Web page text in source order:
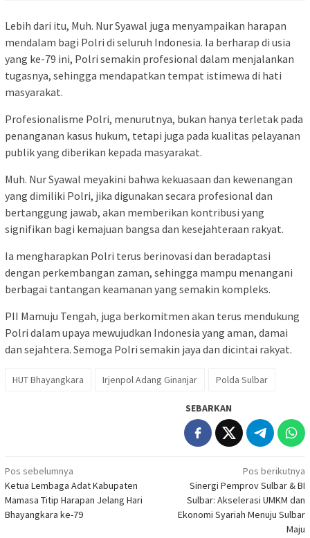
Lebih dari itu, Muh. Nur Syawal juga menyampaikan harapan
mendalam bagi Polri di seluruh Indonesia. Ia berharap di usia
yang ke-79 ini, Polri semakin profesional dalam menjalankan
tugasnya, sehingga mendapatkan tempat istimewa di hati
masyarakat.
Profesionalisme Polri, menurutnya, bukan hanya terletak pada
penanganan kasus hukum, tetapi juga pada kualitas pelayanan
publik yang diberikan kepada masyarakat.
Muh. Nur Syawal meyakini bahwa kekuasaan dan kewenangan
yang dimiliki Polri, jika digunakan secara profesional dan
bertanggung jawab, akan memberikan kontribusi yang
signifikan bagi kemajuan bangsa dan kesejahteraan rakyat.
Ia mengharapkan Polri terus berinovasi dan beradaptasi
dengan perkembangan zaman, sehingga mampu menangani
berbagai tantangan keamanan yang semakin kompleks.
PII Mamuju Tengah, juga berkomitmen akan terus mendukung
Polri dalam upaya mewujudkan Indonesia yang aman, damai
dan sejahtera. Semoga Polri semakin jaya dan dicintai rakyat.
HUT Bhayangkara Irjenpol Adang Ginanjar Polda Sulbar
SEBARKAN
Navigasi
pos
Pos sebelumnya
Ketua Lembaga Adat Kabupaten
Mamasa Titip Harapan Jelang Hari
Bhayangkara ke-79
Pos berikutnya
Sinergi Pemprov Sulbar & BI
Sulbar: Akselerasi UMKM dan
Ekonomi Syariah Menuju Sulbar
Maju